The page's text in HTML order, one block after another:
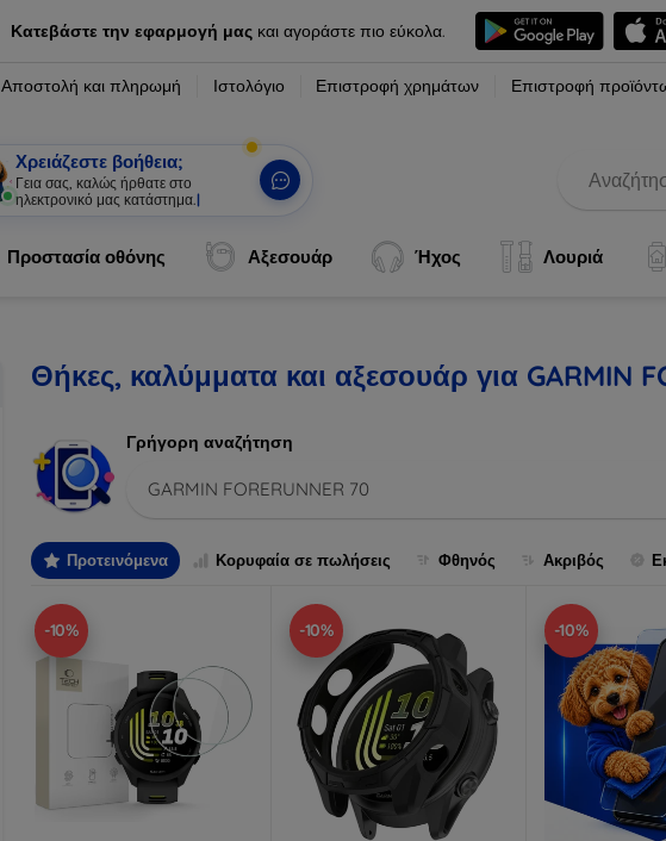
Κατεβάστε την εφαρμογή μαςκαι αγοράστε πιο εύκολα.
Αποστολή και πληρωμή Ιστολόγιο Επιστροφή χρημάτων Επιστροφή
Χρειάζεστε βοήθεια;
Γεια σας, καλώς ήρθατε στο
ηλεκτρονικό μας κατάστημα. |
Προστασία οθόνης Αξεσουάρ Ήχος Λουριά
Θήκες, καλύμματα και αξεσουάρ για GARMIN
Γρήγορη αναζήτηση
GARMIN FORERUNNER 70
Προτεινόμενα Κορυφαία σε πωλήσεις Φθηνός Ακριβός
-10% -10% -10%